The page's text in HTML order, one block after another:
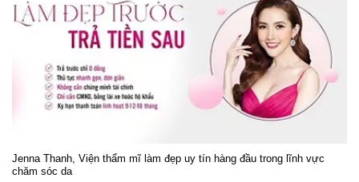
Jenna Thanh, Viện thẩm mĩ làm đẹp uy tín hàng đầu trong lĩnh vực
chăm sóc da